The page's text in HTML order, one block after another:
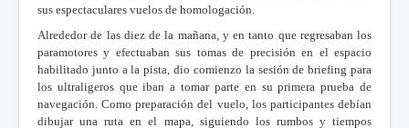
sus espectaculares vuelos de homologación.
Alrededor de las diez de la mañana, y en tanto que regresaban los
paramotores y efectuaban sus tomas de precisión en el espacio
habilitado junto a la pista, dio comienzo la sesión de briefing para
los ultraligeros que iban a tomar parte en su primera prueba de
navegación. Como preparación del vuelo, los participantes debían
dibujar una ruta en el mapa, siguiendo los rumbos y tiempos